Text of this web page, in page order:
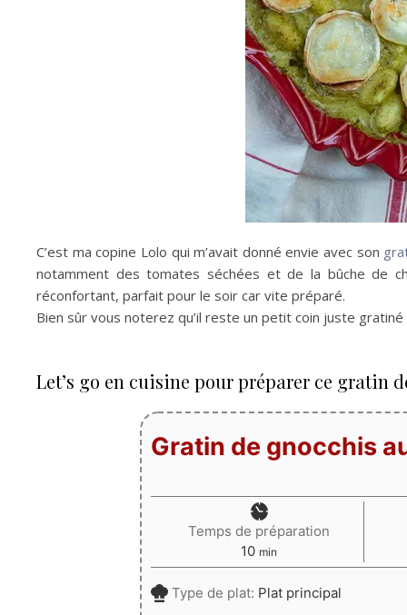
C’est ma copine Lolo qui m’avait donné envie avec son
notamment des tomates séchées et de la bûche de
réconfortant, parfait pour le soir car vite préparé.
Bien sûr vous noterez qu’il reste un petit coin juste
Let’s go en cuisine pour préparer ce gratin
Gratin de gnocchis
Temps de préparation
10minutes
min
Type de plat: Plat principal